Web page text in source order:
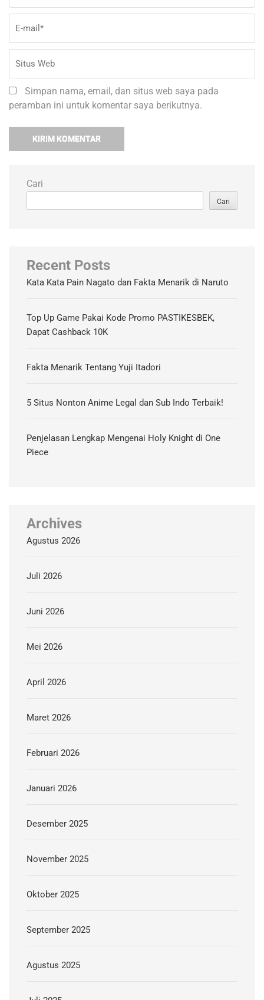
Simpan nama, email, dan situs web saya pada
peramban ini untuk komentar saya berikutnya.
Cari
Cari
Recent Posts
Kata Kata Pain Nagato dan Fakta Menarik di Naruto
Top Up Game Pakai Kode Promo PASTIKESBEK,
Dapat Cashback 10K
Fakta Menarik Tentang Yuji Itadori
5 Situs Nonton Anime Legal dan Sub Indo Terbaik!
Penjelasan Lengkap Mengenai Holy Knight di One
Piece
Archives
Agustus 2026
Juli 2026
Juni 2026
Mei 2026
April 2026
Maret 2026
Februari 2026
Januari 2026
Desember 2025
November 2025
Oktober 2025
September 2025
Agustus 2025